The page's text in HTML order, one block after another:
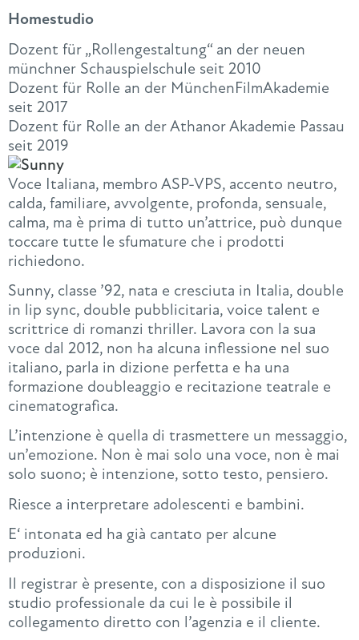
Homestudio
Dozent für „Rollengestaltung“ an der neuen
münchner Schauspielschule seit 2010
Dozent für Rolle an der MünchenFilmAkademie
seit 2017
Dozent für Rolle an der Athanor Akademie Passau
seit 2019
Voce Italiana, membro ASP-VPS, accento neutro,
calda, familiare, avvolgente, profonda, sensuale,
calma, ma è prima di tutto un’attrice, può dunque
toccare tutte le sfumature che i prodotti
richiedono.
Sunny, classe ’92, nata e cresciuta in Italia, double
in lip sync, double pubblicitaria, voice talent e
scrittrice di romanzi thriller. Lavora con la sua
voce dal 2012, non ha alcuna inflessione nel suo
italiano, parla in dizione perfetta e ha una
formazione doubleaggio e recitazione teatrale e
cinematografica.
L’intenzione è quella di trasmettere un messaggio,
un’emozione. Non è mai solo una voce, non è mai
solo suono; è intenzione, sotto testo, pensiero.
Riesce a interpretare adolescenti e bambini.
E‘ intonata ed ha già cantato per alcune
produzioni.
Il registrar è presente, con a disposizione il suo
studio professionale da cui le è possibile il
collegamento diretto con l’agenzia e il cliente.